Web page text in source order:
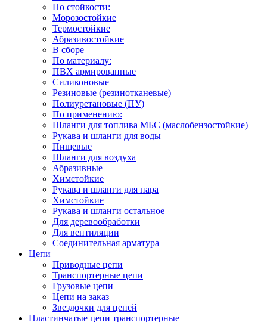
По стойкости:
Морозостойкие
Термостойкие
Абразивостойкие
В сборе
По материалу:
ПВХ армированные
Силиконовые
Резиновые (резинотканевые)
Полиуретановые (ПУ)
По применению:
Шланги для топлива МБС (маслобензостойкие)
Рукава и шланги для воды
Пищевые
Шланги для воздуха
Абразивные
Химстойкие
Рукава и шланги для пара
Химстойкие
Рукава и шланги остальное
Для деревообработки
Для вентиляции
Соединительная арматура
Цепи
Приводные цепи
Транспортерные цепи
Грузовые цепи
Цепи на заказ
Звездочки для цепей
Пластинчатые цепи транспортерные